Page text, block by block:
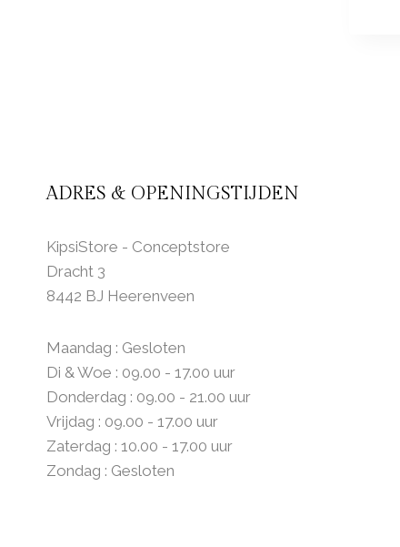
ADRES & OPENINGSTIJDEN
KipsiStore - Conceptstore
Dracht 3
8442 BJ Heerenveen
Maandag : Gesloten
Di & Woe : 09.00 - 17.00 uur
Donderdag : 09.00 - 21.00 uur
Vrijdag : 09.00 - 17.00 uur
Zaterdag : 10.00 - 17.00 uur
Zondag : Gesloten